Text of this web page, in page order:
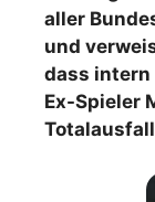
aller
und
dass intern
Ex-Spieler